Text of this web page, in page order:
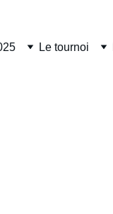
Le tournoi